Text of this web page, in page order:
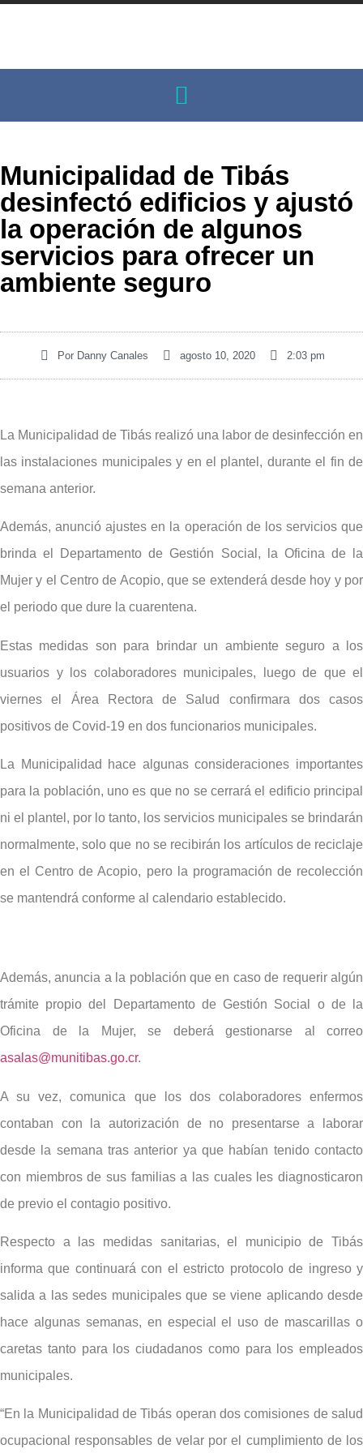
Municipalidad de Tibás
desinfectó edificios y ajustó
la operación de algunos
servicios para ofrecer un
ambiente seguro
Por Danny Canales agosto 10, 2020 2:03 pm
La Municipalidad de Tibás realizó una labor de desinfección en
las instalaciones municipales y en el plantel, durante el fin de
semana anterior.
Además, anunció ajustes en la operación de los servicios que
brinda el Departamento de Gestión Social, la Oficina de la
Mujer y el Centro de Acopio, que se extenderá desde hoy y por
el periodo que dure la cuarentena.
Estas medidas son para brindar un ambiente seguro a los
usuarios y los colaboradores municipales, luego de que el
viernes el Área Rectora de Salud confirmara dos casos
positivos de Covid-19 en dos funcionarios municipales.
La Municipalidad hace algunas consideraciones importantes
para la población, uno es que no se cerrará el edificio principal
ni el plantel, por lo tanto, los servicios municipales se brindarán
normalmente, solo que no se recibirán los artículos de reciclaje
en el Centro de Acopio, pero la programación de recolección
se mantendrá conforme al calendario establecido.
Además, anuncia a la población que en caso de requerir algún
trámite propio del Departamento de Gestión Social o de la
Oficina de la Mujer, se deberá gestionarse al correo
asalas@munitibas.go.cr.
A su vez, comunica que los dos colaboradores enfermos
contaban con la autorización de no presentarse a laborar
desde la semana tras anterior ya que habían tenido contacto
con miembros de sus familias a las cuales les diagnosticaron
de previo el contagio positivo.
Respecto a las medidas sanitarias, el municipio de Tibás
informa que continuará con el estricto protocolo de ingreso y
salida a las sedes municipales que se viene aplicando desde
hace algunas semanas, en especial el uso de mascarillas o
caretas tanto para los ciudadanos como para los empleados
municipales.
“En la Municipalidad de Tibás operan dos comisiones de salud
ocupacional responsables de velar por el cumplimiento de los